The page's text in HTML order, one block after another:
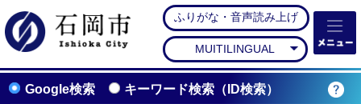
石岡市公式ホームペー
ふりがな・音声読み上げ
MUITILINGUAL
Google検索 キーワード検索（ID検索）